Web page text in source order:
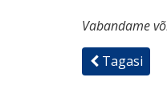
Vabandame
Tagasi